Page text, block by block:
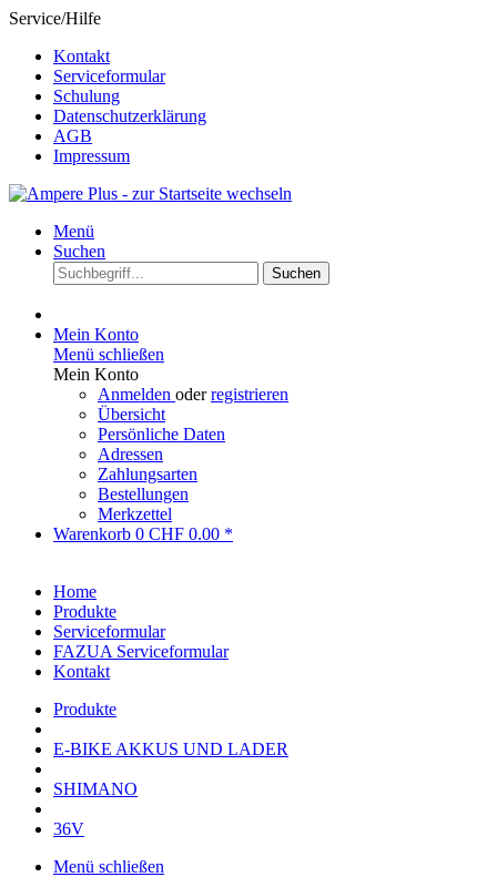
Service/Hilfe
Kontakt
Serviceformular
Schulung
Datenschutzerklärung
AGB
Impressum
Menü
Suchen
Suchen
Mein Konto
Menü schließen
Mein Konto
Anmelden oderregistrieren
Übersicht
Persönliche Daten
Adressen
Zahlungsarten
Bestellungen
Merkzettel
Warenkorb 0 CHF 0.00 *
Home
Produkte
Serviceformular
FAZUA Serviceformular
Kontakt
Produkte
E-BIKE AKKUS UND LADER
SHIMANO
36V
Menü schließen